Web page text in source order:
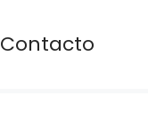
Contacto